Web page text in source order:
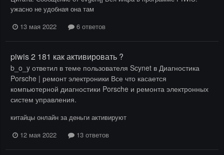
ужасно не удобная она там
13 мая 2022
6 ответов
piwis 2 181 как активировать ?
b_o_y ответил в теме пользователя Scynet в Диагностика
Porsche | ремонт электроники Все что касается
компьютерной диагностики Porsche и ремонта электронных
систем управления.
китайцы онлайн за деньги активируют
12 мая 2022
13 ответов